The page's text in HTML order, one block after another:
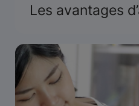
Les avantages